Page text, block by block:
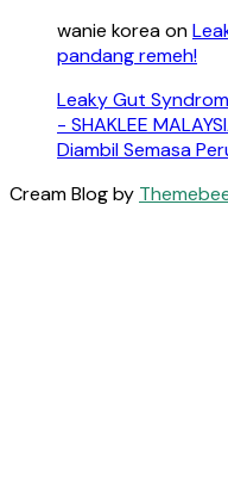
wanie koreaon
pandang remeh!
Leaky Gut
- SHAKLEE
Diambil Semasa
Cream Blog by